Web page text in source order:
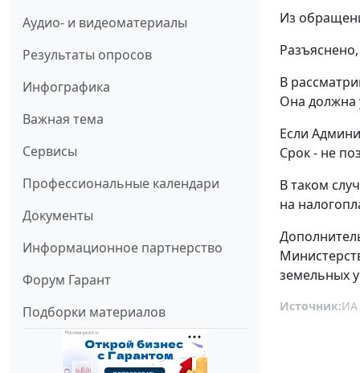
Аудио- и видеоматериалы
Результаты опросов
Инфографика
Важная тема
Сервисы
Профессиональные календари
Документы
Информационное партнерство
Форум Гарант
Подборки материалов
Из
В
Она должна
Если
Срок - не
В таком
на
земельных
Источник:ИА